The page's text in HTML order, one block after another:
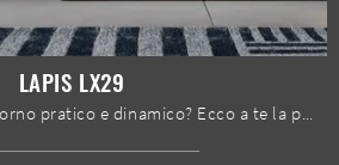
LAPIS LX29
Vuoi allestire un soggiorno pratico e dinamico? Ecco a te la parete attrezzata Lapis LX29 Spar dalle forme decise moderne.